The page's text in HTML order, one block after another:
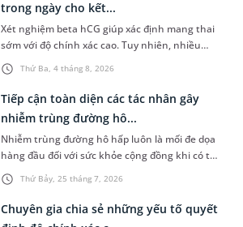
Thứ Ba, 4 tháng 8, 2026
trong ngày cho kết...
Xét nghiệm beta hCG giúp xác định mang thai
sớm với độ chính xác cao. Tuy nhiên, nhiều
người vẫn băn khoăn xét nghiệm beta hCG vào
thời điểm nào trong ngày để yên tâm về độ
chính xác của kết quả nhận được. Bài viết dưới
đây sẽ cùng bạn tìm hiểu về thời điểm xét
nghiệm và những điều nên lưu ý để đảm bảo độ
kết quả có tính chính xác cao.
Thứ Bảy, 25 tháng 7, 2026
Tiếp cận toàn diện các tác nhân gây
nhiễm trùng đường hô...
Nhiễm trùng đường hô hấp luôn là mối đe dọa
hàng đầu đối với sức khỏe cộng đồng khi có thể
bùng phát bất kỳ lúc nào với vô số căn nguyên
phức tạp từ virus, vi khuẩn đến nấm và ký sinh
trùng. Việc chẩn đoán chậm trễ hoặc nhầm lẫn
tác nhân không chỉ khiến việc điều trị kéo dài,
Chuyên gia chia sẻ những yếu tố quyết